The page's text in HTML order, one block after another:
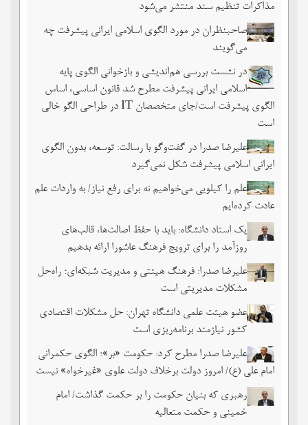
مذاکرات تنظیم سند منتشر می‌شود
صاحبنظران در مورد الگوی اسلامی ایرانی پیشرفت چه
می‌گویند
در نشست بررسی هم‌اندیشی و بازخوانی الگوی پایه
اسلامی ایرانی پیشرفت مطرح شد قانون اساسی، اساس
الگوی پیشرفت است/جای متخصصان IT در طراحی الگو خالی
است
علیرضا صدرا در گفت‌وگو با رسالت: توسعه، بدون الگوی
ایرانی اسلامی پیشرفت شکل نمی‌گیرد
علم را کیلویی می‌خواهیم نه برای رفع نیاز/ به واردات علم
عادت کرده‌ایم
یک استاد دانشگاه: باید با حفظ اصالت‌ها، قالب‌های
روزآمد را برای ترویج فرهنگ عاشورا ارائه بدهیم
علیرضا صدرا: فرهنگ هیئتی و مدیریت شبکه‌ای؛ راه‌حل
مشکلات مدیریتی است
عضو هیئت علمی دانشگاه تهران: حل مشکلات اقتصادی
کشور نیازمند برنامه‌ریزی است
علیرضا صدرا مطرح کرد: حکومت «بر»؛ الگوی حکمرانی
امام علی (ع)/ امروز دولت برخلاف دولت علوی «غیرخواه» نیست
رهبری که بنیان حکومت را بر حکمت گذاشت/ امام
خمینی و حکمت متعالیه